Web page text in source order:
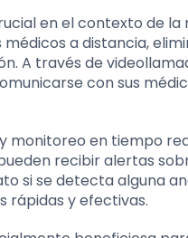
en el contexto de
a distancia,
A través de
con sus
monitoreo en tiempo
recibir alertas
si se detecta alguna
rápidas y efectivas.